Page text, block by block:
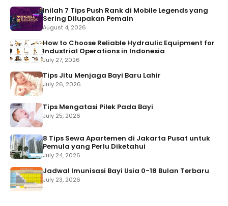
Inilah 7 Tips Push Rank di Mobile Legends yang
Sering Dilupakan Pemain
August 4, 2026
How to Choose Reliable Hydraulic Equipment for
Industrial Operations in Indonesia
July 27, 2026
Tips Jitu Menjaga Bayi Baru Lahir
July 26, 2026
Tips Mengatasi Pilek Pada Bayi
July 25, 2026
8 Tips Sewa Apartemen di Jakarta Pusat untuk
Pemula yang Perlu Diketahui
July 24, 2026
Jadwal Imunisasi Bayi Usia 0-18 Bulan Terbaru
July 23, 2026